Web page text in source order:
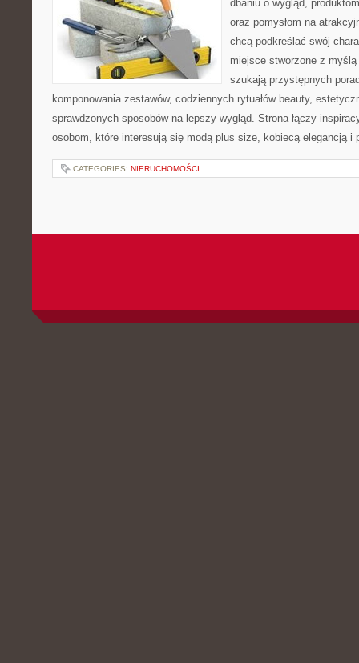
dbaniu o wygląd,
oraz pomysłom na
chcą podkreślać swój
miejsce stworzone z
szukają przystępnych
komponowania zestawów, codziennych rytuałów beauty,
sprawdzonych sposobów na lepszy wygląd. Strona łączy
osobom, które interesują się modą plus size, kobiecą elegancją
CATEGORIES: NIERUCHOMOŚCI